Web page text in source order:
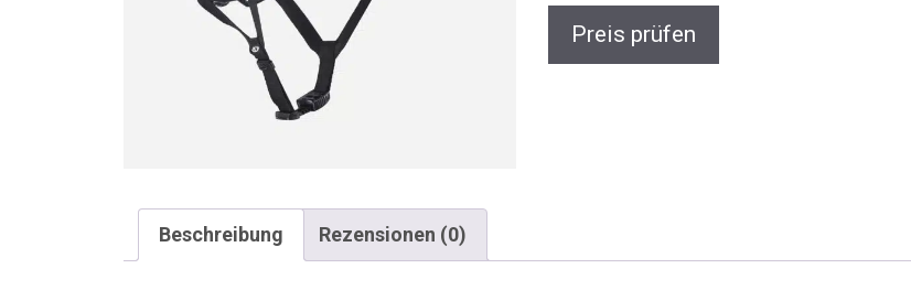
Preis prüfen
Beschreibung Rezensionen (0)